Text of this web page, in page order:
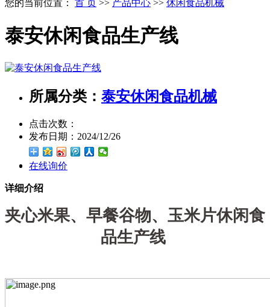
您的当前位置： 首 页 >> 产品中心 >> 休闲食品机械
泰安休闲食品生产线
所属分类： 泰安休闲食品机械
点击次数：
发布日期： 2024/12/26
在线询价
详细介绍
夹心米果、早餐谷物、玉米片休闲食
品生产线